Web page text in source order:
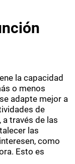
la capacidad
o menos
adapte mejor a
de
través de las
las
como
Esto es